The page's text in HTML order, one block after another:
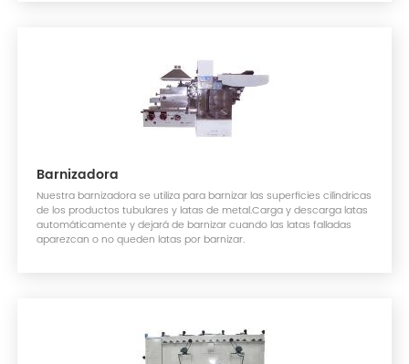
Barnizadora
Nuestra barnizadora se utiliza para barnizar las superficies cilíndricas
de los productos tubulares y latas de metal.Carga y descarga latas
automáticamente y dejará de barnizar cuando las latas falladas
aparezcan o no queden latas por barnizar.